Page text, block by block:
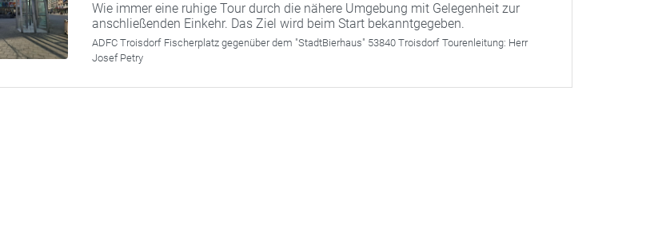
Wie immer eine ruhige Tour durch die nähere Umgebung mit Gelegenheit zur
anschließenden Einkehr. Das Ziel wird beim Start bekanntgegeben.
ADFC Troisdorf Fischerplatz gegenüber dem "StadtBierhaus" 53840 Troisdorf Tourenleitung: Herr
Josef Petry